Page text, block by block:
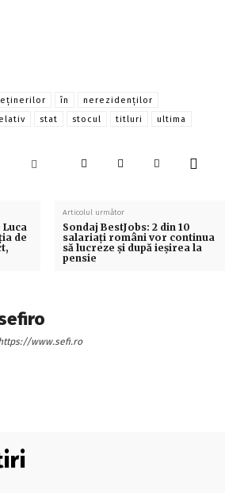
în
nerezidenţilor
stat stocul titluri ultima
Luca
de
Articolul următor
Sondaj BestJobs: 2 din 10
salariaţi români vor continua
să lucreze şi după ieşirea la
pensie
www.sefi.ro